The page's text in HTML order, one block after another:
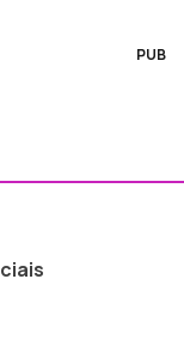
PUB
ao